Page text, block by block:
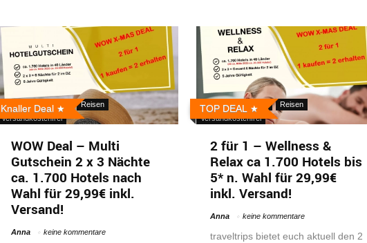
Knaller Deal
Gutscheine Hotel
Reisen
Versandkostenfrei
WOW Deal – Multi
Gutschein 2 x 3 Nächte
ca. 1.700 Hotels nach
Wahl für 29,99€ inkl.
Versand!
Anna keine kommentare
TOP DEAL
Gutscheine Hotel
Reisen
Versandkostenfrei
2 für 1 – Wellness &
Relax ca 1.700 Hotels bis
5* n. Wahl für 29,99€
inkl. Versand!
Anna keine kommentare
traveltrips bietet euch aktuell den 2